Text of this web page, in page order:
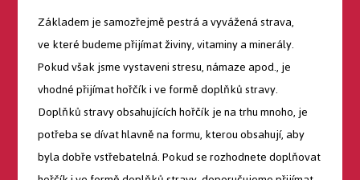
Základem je samozřejmě pestrá a vyvážená strava,
ve které budeme přijímat živiny, vitaminy a minerály.
Pokud však jsme vystaveni stresu, námaze apod., je
vhodné přijímat hořčík i ve formě doplňků stravy.
Doplňků stravy obsahujících hořčík je na trhu mnoho, je
potřeba se dívat hlavně na formu, kterou obsahují, aby
byla dobře vstřebatelná. Pokud se rozhodnete doplňovat